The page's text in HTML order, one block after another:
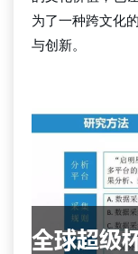
为了一种跨文化
与创新。